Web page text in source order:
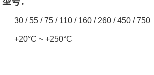
型号：
30 / 55 / 75 / 110 / 160 / 260 / 450 / 750
+20°C ~ +250°C